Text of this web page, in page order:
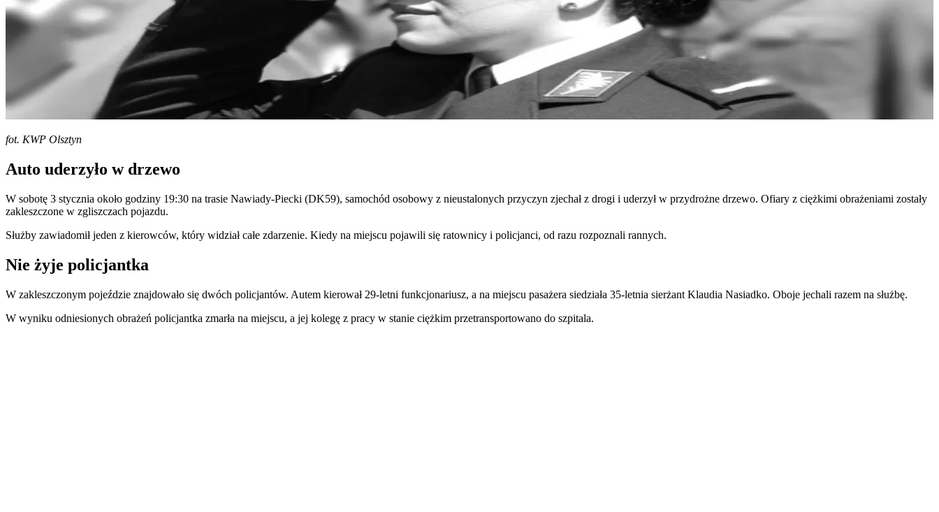
fot. KWP Olsztyn
Auto uderzyło w drzewo
W sobotę 3 stycznia około godziny 19:30 na trasie Nawiady-Piecki (DK59), samochód osobowy z nieustalonych przyczyn zjechał z drogi i uderzył w przydrożne drzewo. Ofiary z ciężkimi obrażeniami zostały
zakleszczone w zgliszczach pojazdu.
Służby zawiadomił jeden z kierowców, który widział całe zdarzenie. Kiedy na miejscu pojawili się ratownicy i policjanci, od razu rozpoznali rannych.
Nie żyje policjantka
W zakleszczonym pojeździe znajdowało się dwóch policjantów. Autem kierował 29-letni funkcjonariusz, a na miejscu pasażera siedziała 35-letnia sierżant Klaudia Nasiadko. Oboje jechali razem na służbę.
W wyniku odniesionych obrażeń policjantka zmarła na miejscu, a jej kolegę z pracy w stanie ciężkim przetransportowano do szpitala.